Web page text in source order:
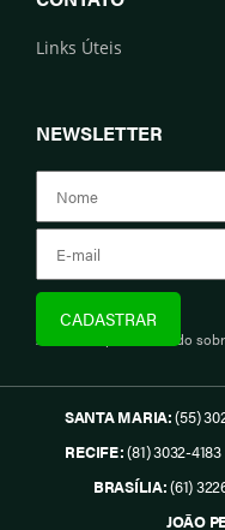
Links Úteis
NEWSLETTER
Assine e fique informado
SANTA MARIA:(55)
RECIFE:(81) 3032-4183
BRASÍLIA:(61)
JOÃO